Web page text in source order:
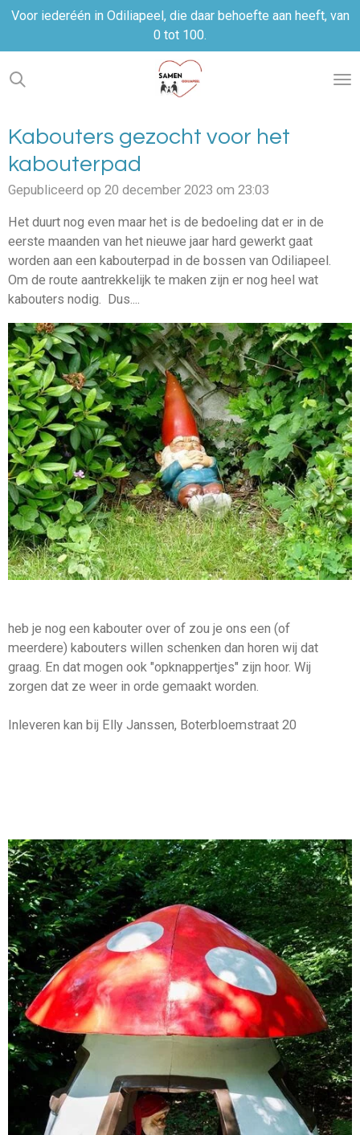
Ga
naar
de
Voor iederéén in Odiliapeel, die daar behoefte aan heeft, van
0 tot 100.
Kabouters gezocht voor het
kabouterpad
Gepubliceerd op 20 december 2023 om 23:03
Het duurt nog even maar het is de bedoeling dat er in de
eerste maanden van het nieuwe jaar hard gewerkt gaat
worden aan een kabouterpad in de bossen van Odiliapeel.
Om de route aantrekkelijk te maken zijn er nog heel wat
kabouters nodig. Dus....
heb je nog een kabouter over of zou je ons een (of
meerdere) kabouters willen schenken dan horen wij dat
graag. En dat mogen ook "opknappertjes" zijn hoor. Wij
zorgen dat ze weer in orde gemaakt worden.
Inleveren kan bij Elly Janssen, Boterbloemstraat 20